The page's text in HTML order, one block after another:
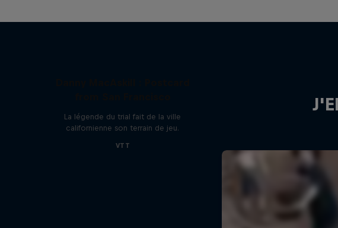
La légende du trial fait de la ville
californienne son terrain de jeu.
VTT